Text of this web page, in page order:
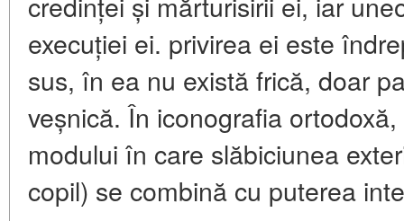
execuției ei. privirea ei este
sus, în ea nu există frică, doar
veșnică. În iconografia
modului în care slăbiciunea
copil) se combină cu puterea